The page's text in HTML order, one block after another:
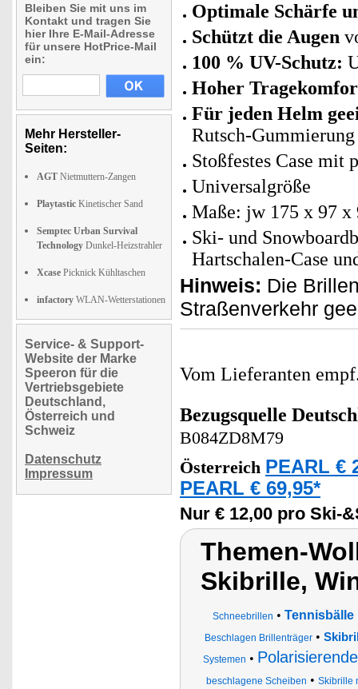
Bleiben Sie mit uns im
Kontakt und tragen Sie
hier Ihre E-Mail-Adresse
für unsere HotPrice-Mail
ein:
Mehr Hersteller-
Seiten:
AGT Nietmuttern-Zangen
Playtastic Kinetischer Sand
Semptec Urban Survival
Technology Dunkel-Heizstrahler
Xcase Picknick Kühltaschen
infactory WLAN-Wetterstationen
Service- & Support-
Website der Marke
Speeron für die
Vertriebsgebiete
Deutschland,
Österreich und
Schweiz
Datenschutz
Impressum
Optimale Schärfe
Schützt die Augen
100 % UV-Schutz:
Hoher
Für jeden Helm
Rutsch-Gummierung
Stoßfestes Case mit
Universalgröße
Maße: jw 175 x 97
Ski- und
Hartschalen-Case
Hinweis: Die
Straßenverkehr
Vom Lieferanten
Bezugsquelle
B084ZD8M79
Österreich PEARL €
PEARL € 69,95*
Nur € 12,00 pro Ski-
Themen-
Skibrille,
Schneebrillen • Tennisbälle
Beschlagen Brillenträger •
Systemen •
beschlagene Scheiben • Skibrille